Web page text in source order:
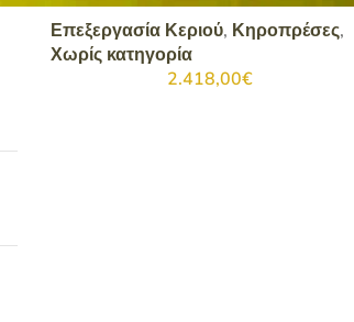
Επεξεργασία Κεριού, Κηροπρέσες,
Χωρίς κατηγορία
2.418,00€